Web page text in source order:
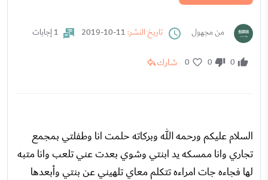
من مجهول تاريخ النشر: 1 إجابات
0
0
0 شارك
السلام عليكم ورحمه الله وبركاته حلمت انا وطفلتي بمجمع
تجاري وانا ممسكه يد ابنتي وشوي بعدت عني تلعب وانا متبه
لها فجاءه جات امراءه تتكلم معاي تلهيني عن بنتي وأبعدها